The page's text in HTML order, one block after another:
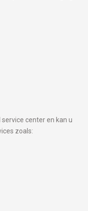
center en kan u
zoals: